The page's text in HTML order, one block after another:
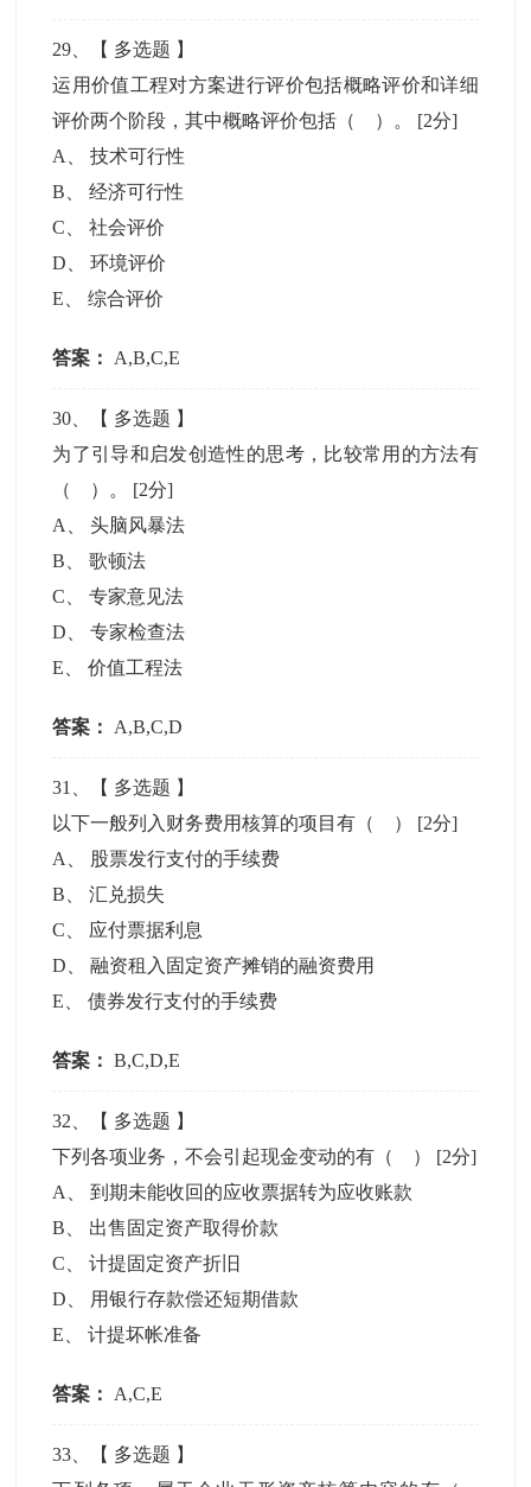
29 、【 多选题 】
运用价值工程对方案进行评价包括概略评价和详细
评价两个阶段，其中概略评价包括（ ）。 [2分]
A
、技术可行性
B 、经济可行性
C 、社会评价
D 、环境评价
E 、综合评价
答案： A,B,C,E
30 、【 多选题 】
为了引导和启发创造性的思考，比较常用的方法有
（ ）。 [2分]
A
、头脑风暴法
B 、歌顿法
C 、专家意见法
D 、专家检查法
E 、价值工程法
答案： A,B,C,D
31 、【 多选题 】
以下一般列入财务费用核算的项目有（ ） [2分]
A
股票发行支付的手续费
B 、汇兑损失
C
应付票据利息
D 、融资租入固定资产摊销的融资费用
E 、债券发行支付的手续费
答案： B,C,D,E
32 、【 多选题 】
下列各项业务，不会引起现金变动的有（ ） [2分]
A
、到期未能收回的应收票据转为应收账款
B
出售固定资产取得价款
C 、计提固定资产折旧
D
用银行存款偿还短期借款
E 、计提坏帐准备
答案： A,C,E
33 、【 多选题 】